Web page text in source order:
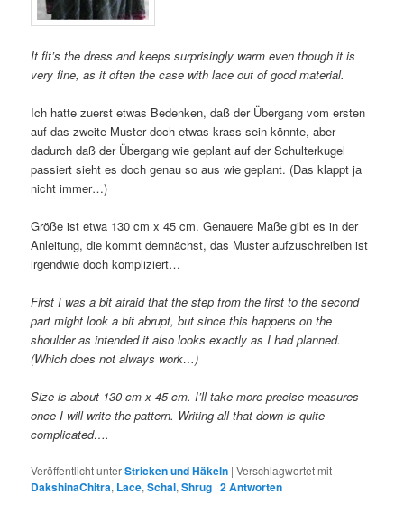
It fit’s the dress and keeps surprisingly warm even though it is
very fine, as it often the case with lace out of good material.
Ich hatte zuerst etwas Bedenken, daß der Übergang vom ersten
auf das zweite Muster doch etwas krass sein könnte, aber
dadurch daß der Übergang wie geplant auf der Schulterkugel
passiert sieht es doch genau so aus wie geplant. (Das klappt ja
nicht immer…)
Größe ist etwa 130 cm x 45 cm. Genauere Maße gibt es in der
Anleitung, die kommt demnächst, das Muster aufzuschreiben ist
irgendwie doch kompliziert…
First I was a bit afraid that the step from the first to the second
part might look a bit abrupt, but since this happens on the
shoulder as intended it also looks exactly as I had planned.
(Which does not always work…)
Size is about 130 cm x 45 cm. I’ll take more precise measures
once I will write the pattern. Writing all that down is quite
complicated….
Veröffentlicht unterStricken und Häkeln |Verschlagwortet mit
DakshinaChitra, Lace,Schal,Shrug |2Antworten